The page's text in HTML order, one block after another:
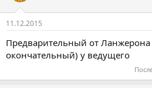
11.12.2015
Предварительный от
окончательный) у ведущего